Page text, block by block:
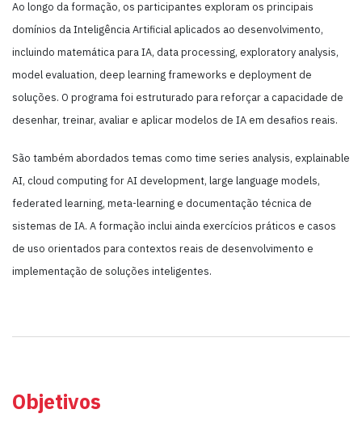
Ao longo da formação, os participantes exploram os principais
domínios da Inteligência Artificial aplicados ao desenvolvimento,
incluindo matemática para IA, data processing, exploratory analysis,
model evaluation, deep learning frameworks e deployment de
soluções. O programa foi estruturado para reforçar a capacidade de
desenhar, treinar, avaliar e aplicar modelos de IA em desafios reais.
São também abordados temas como time series analysis, explainable
AI, cloud computing for AI development, large language models,
federated learning, meta-learning e documentação técnica de
sistemas de IA. A formação inclui ainda exercícios práticos e casos
de uso orientados para contextos reais de desenvolvimento e
implementação de soluções inteligentes.
Objetivos